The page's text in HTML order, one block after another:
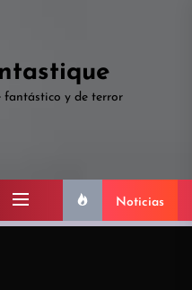
fantástico y de terror
Noticias